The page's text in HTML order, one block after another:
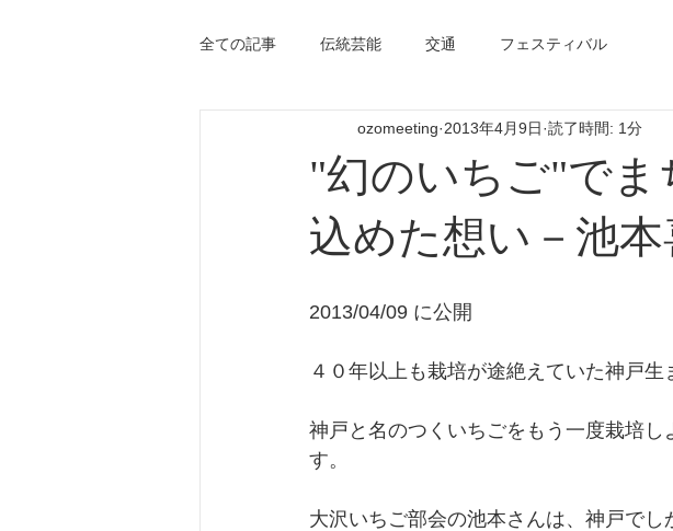
全ての記事 伝統芸能 交通 フェスティバル
"幻のいちご"でま
込めた想い－池
ozomeeting 2013年4月9日 読了時間: 1分
2013/04/09 に公開
４０年以上も栽培が途絶えていた神戸生
神戸と名のつくいちごをもう一度栽培
す。
大沢いちご部会の池本さんは、神戸で